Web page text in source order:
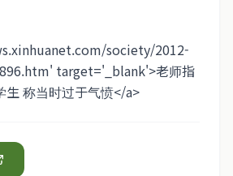
society/2012-
target='_blank'>老师指
生 称当时过于气愤</a>